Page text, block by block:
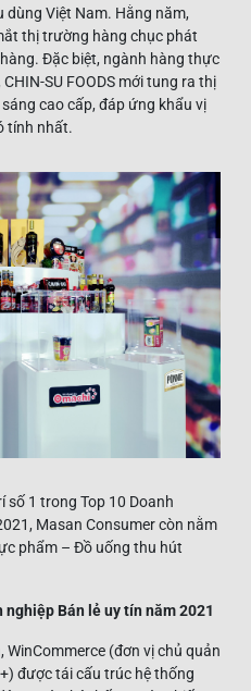
dùng Việt Nam. Hằng năm,
thị trường hàng chục phát
Đặc biệt, ngành hàng thực
SU FOODS mới tung ra thị
cao cấp, đáp ứng khẩu vị
tính nhất.
số 1 trong Top 10 Doanh
Masan Consumer còn nằm
phẩm – Đồ uống thu hút
nghiệp Bán lẻ uy tín năm 2021
WinCommerce (đơn vị chủ quản
được tái cấu trúc hệ thống